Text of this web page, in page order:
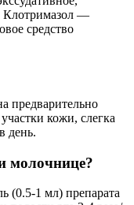
Клотримазол —
средство
предварительно
кожи, слегка
день.
молочнице?
(0.5-1 мл) препарата